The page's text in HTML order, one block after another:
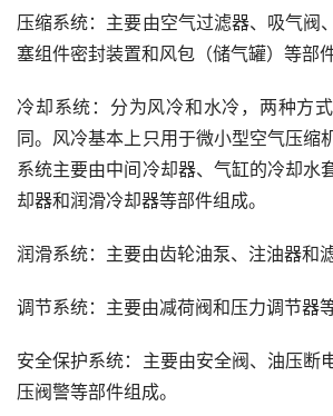
压缩系统：主要由空气过滤器、吸气阀
塞组件密封装置和风包（储气罐）等部件
冷却系统：分为风冷和水冷，两种方
同。风冷基本上只用于微小型空气压缩
系统主要由中间冷却器、气缸的冷却水
却器和润滑冷却器等部件组成。
润滑系统：主要由齿轮油泵、注油器和
调节系统：主要由减荷阀和压力调节器
安全保护系统：主要由安全阀、油压断
压阀警等部件组成。